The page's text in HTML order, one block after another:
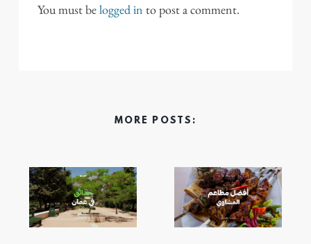
You must belogged in to post a comment.
MORE POSTS: